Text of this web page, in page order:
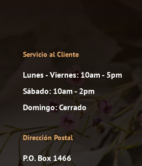
Servicio al Cliente
Lunes - Viernes: 10am - 5pm
Sábado: 10am - 2pm
Domingo: Cerrado
Dirección Postal
P.O. Box 1466